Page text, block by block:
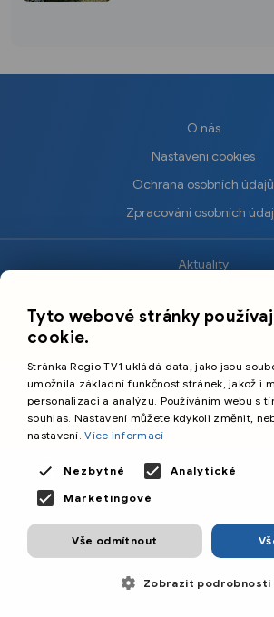
O nás
Nastavení cookies
Ochrana osobních údajů
Zpracování osobních
Aktuality
Sport
Cestování
Primetime Media s.r.o.
Tyto webové stránky
cookie.
Stránka Regio TV1 ukládá data, jako jsou
umožnila základní funkčnost stránek, jakož i
personalizaci a analýzu. Používáním webu s
souhlas. Nastavení můžete kdykoli změnit,
nastavení.Více informací
Nezbytné
Analytické
Marketingové
Vše odmítnout
Zobrazit podrobnosti